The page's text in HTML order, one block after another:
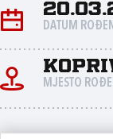
DATUM
MJESTO